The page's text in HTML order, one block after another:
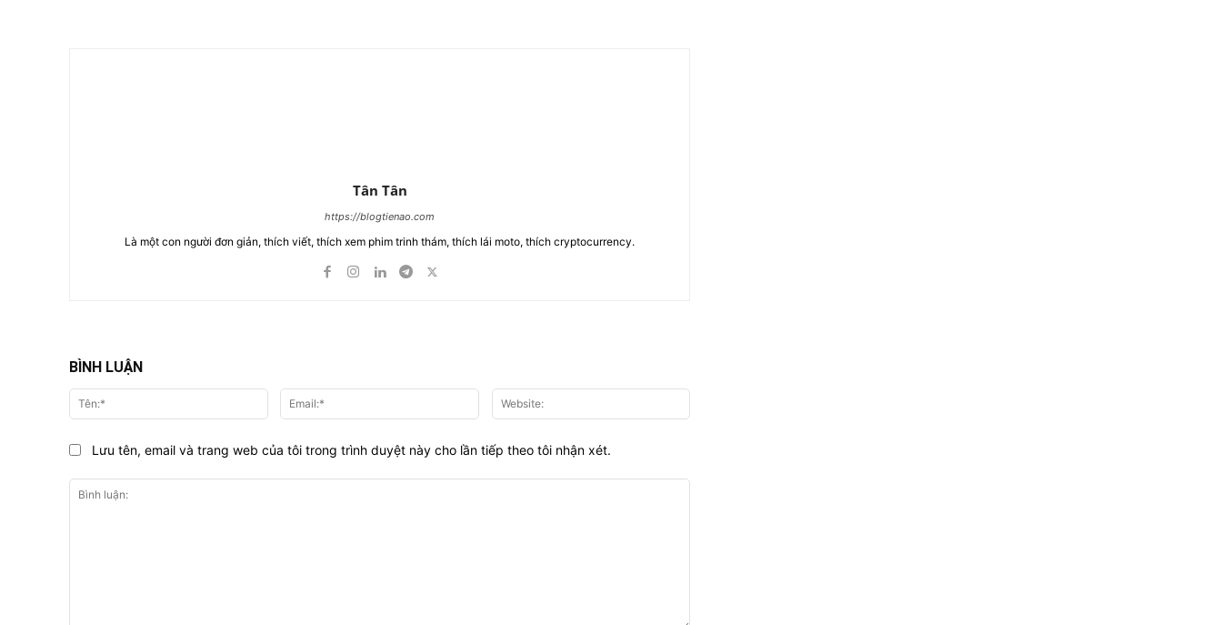
Tân Tân
https://blogtienao.com
Là một con người đơn giản, thích viết, thích xem phim trinh thám, thích lái moto, thích cryptocurrency.
BÌNH LUẬN
Tên:* Email:*
Lưu tên, email và trang web của tôi trong trình duyệt này cho lần tiếp theo tôi nhận xét.